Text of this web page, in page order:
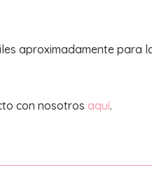
aproximadamente para
con nosotros aquí.